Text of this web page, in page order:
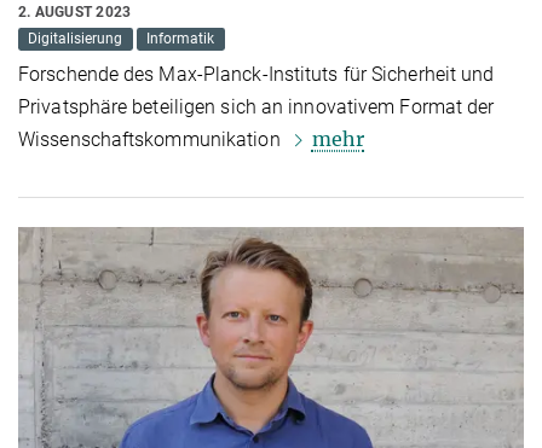
2. AUGUST 2023
Digitalisierung
Informatik
Forschende des Max-Planck-Instituts für Sicherheit und
Privatsphäre beteiligen sich an innovativem Format der
Wissenschaftskommunikation
mehr